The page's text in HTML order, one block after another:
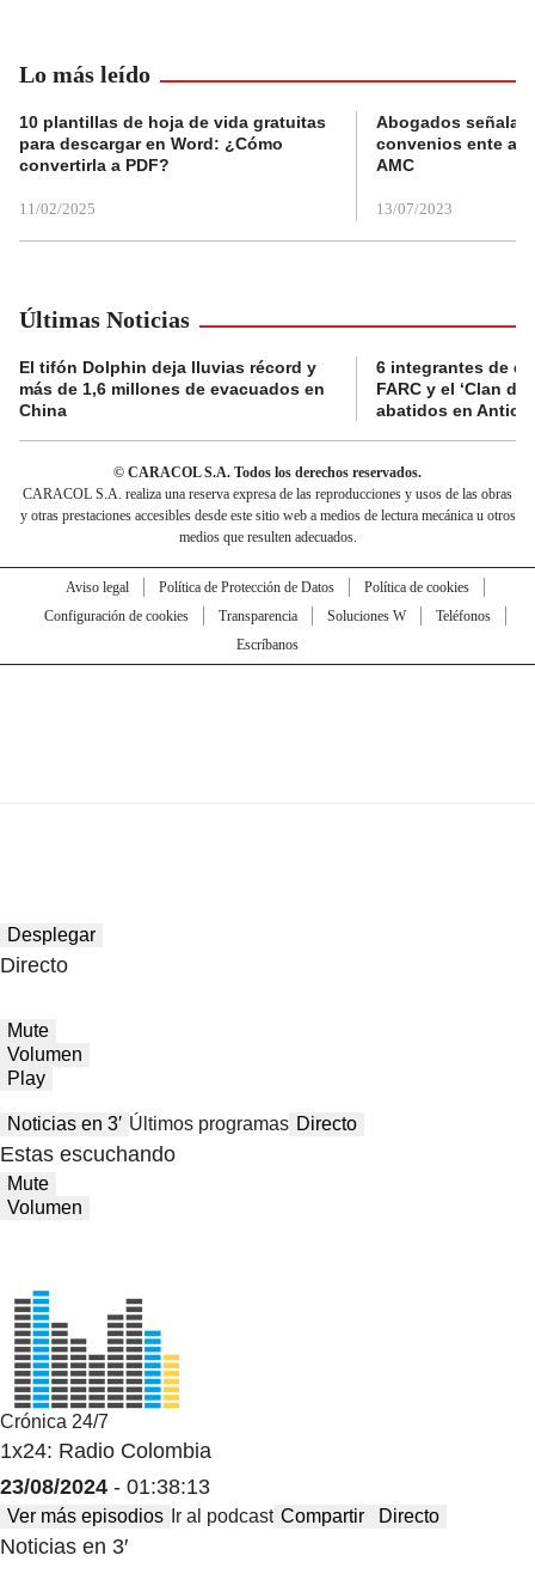
Lo más leído
10 plantillas de hoja de vida gratuitas
para descargar en Word: ¿Cómo
convertirla a PDF?
11/02/2025
Abogados
convenios ente
AMC
13/07/2023
Últimas Noticias
El tifón Dolphin deja lluvias récord y
más de 1,6 millones de evacuados en
China
6 integrantes de
FARC y el ‘Clan
abatidos en
© CARACOL S.A. Todos los derechos reservados.
CARACOL S.A. realiza una reserva expresa de las reproducciones y usos de las obras
y otras prestaciones accesibles desde este sitio web a medios de lectura mecánica u otros
medios que resulten adecuados.
Aviso legal Política de Protección de Datos
Política de cookies
Configuración de cookies
Transparencia Soluciones W
Teléfonos
Escríbanos
Desplegar
Directo
Mute
Volumen
Play
Noticias en 3′ Últimos programas Directo
Estas escuchando
Mute
Volumen
Crónica 24/7
1x24: Radio Colombia
23/08/2024 - 01:38:13
Ver más episodios Ir al podcast Compartir Directo
Noticias en 3′